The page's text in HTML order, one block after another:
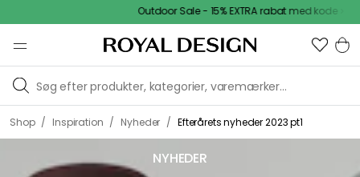
Outdoor Sale - 15% EXTRA rabat med kode
Shop / Inspiration / Nyheder / Efterårets nyheder 2023 pt1
NYHEDER